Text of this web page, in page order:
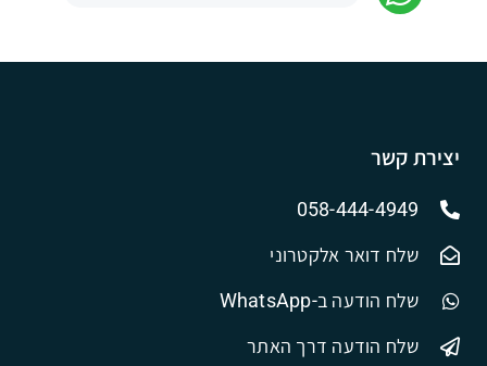
יצירת קשר
058-444-4949
שלח דואר אלקטרוני
שלח הודעה ב-WhatsApp
שלח הודעה דרך האתר